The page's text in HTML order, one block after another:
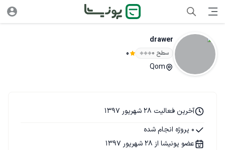
drawer
سطح ۰ 0
Qom
آخرین فعالیت 28 شهریور 1397
0 پروژه انجام شده
عضو پونیشا از 28 شهریور 1397